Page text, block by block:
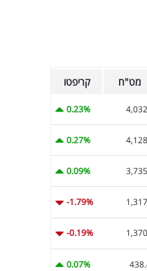
מט"ח קריפטו
0.23%
0.27%
0.09%
-1.79%
-0.19%
0.07%